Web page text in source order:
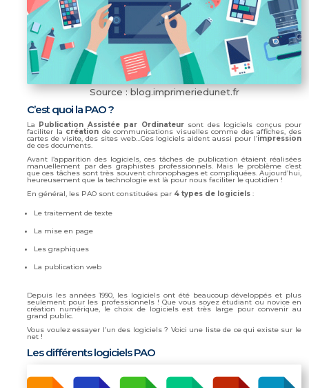
Source : blog.imprimeriedunet.fr
C’est quoi la PAO ?
La Publication Assistée par Ordinateursont des logiciels conçus pour
faciliter la création de communications visuelles comme des affiches, des
cartes de visite, des sites web…Ces logiciels aident aussi pour l’impression
de ces documents.
Avant l’apparition des logiciels, ces tâches de publication étaient réalisées
manuellement par des graphistes professionnels. Mais le problème c’est
que ces tâches sont très souvent chronophages et compliquées. Aujourd’hui,
heureusement que la technologie est là pour nous faciliter le quotidien !
En général, les PAO sont constituées par 4 types de logiciels :
Le traitement de texte
La mise en page
Les graphiques
La publication web
Depuis les années 1990, les logiciels ont été beaucoup développés et plus
seulement pour les professionnels ! Que vous soyez étudiant ou novice en
création numérique, le choix de logiciels est très large pour convenir au
grand public.
Vous voulez essayer l’un des logiciels ? Voici une liste de ce qui existe sur le
net !
Les différents logiciels PAO